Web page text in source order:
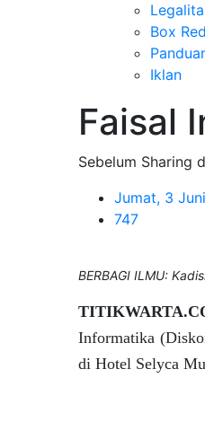
Box
Iklan
Faisal
Sebelum Sharing
Jumat, 3
747
BERBAGI ILMU:
Informatika
di Hotel Selyca